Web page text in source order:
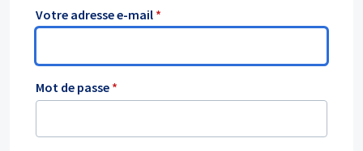
Votre adresse e-mail *
Mot de passe *